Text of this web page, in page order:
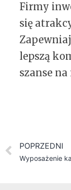
Firmy
się
lepszą
szanse
POPRZEDNI